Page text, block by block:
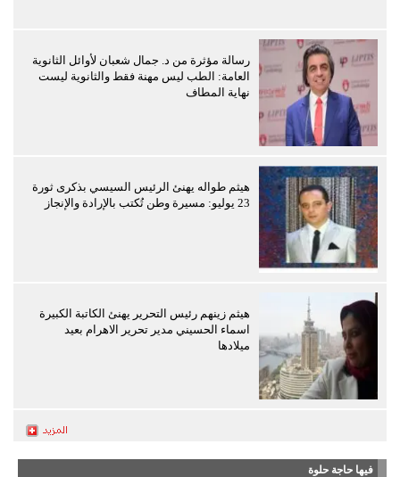
رسالة مؤثرة من د. جمال شعبان لأوائل الثانوية
العامة: الطب ليس مهنة فقط والثانوية ليست
نهاية المطاف
هيثم طواله يهنئ الرئيس السيسي بذكرى ثورة
23 يوليو: مسيرة وطن تُكتب بالإرادة والإنجاز
هيثم زينهم رئيس التحرير يهنئ الكاتبة الكبيرة
اسماء الحسيني مدير تحرير الاهرام بعيد
ميلادها
فيها حاجة حلوة